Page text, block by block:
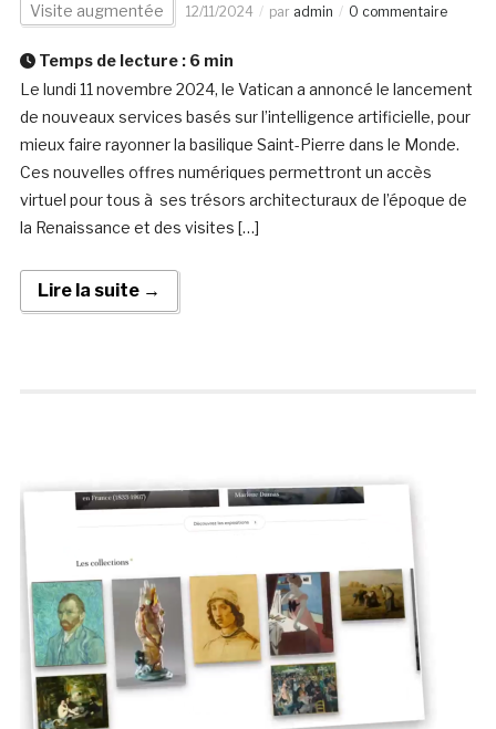
Visite augmentée 12/11/2024 par admin 0 commentaire
Temps de lecture : 6 min
Le lundi 11 novembre 2024, le Vatican a annoncé le lancement
de nouveaux services basés sur l’intelligence artificielle, pour
mieux faire rayonner la basilique Saint-Pierre dans le Monde.
Ces nouvelles offres numériques permettront un accès
virtuel pour tous à ses trésors architecturaux de l’époque de
la Renaissance et des visites […]
Lire la suite →